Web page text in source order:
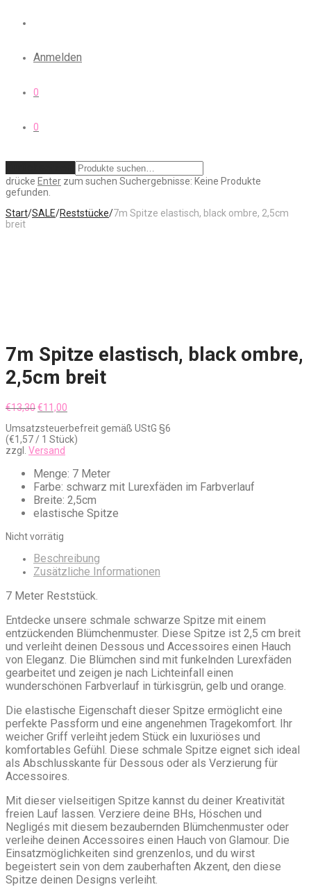
Anmelden
0
0
drücke Enter zum suchen Suchergebnisse: Keine Produkte
gefunden.
Start/SALE/Reststücke/7m Spitze elastisch, black ombre, 2,5cm
breit
7m Spitze elastisch, black ombre,
2,5cm breit
€13,30Ursprünglicher
war:
€13,30
€11,00
ist:
€11,00.
Umsatzsteuerbefreit gemäß UStG §6
(€1,57 / 1 Stück)
zzgl. Versand
Menge: 7 Meter
Farbe: schwarz mit Lurexfäden im Farbverlauf
Breite: 2,5cm
elastische Spitze
Nicht vorrätig
Beschreibung
Zusätzliche Informationen
7 Meter Reststück.
Entdecke unsere schmale schwarze Spitze mit einem
entzückenden Blümchenmuster. Diese Spitze ist 2,5 cm breit
und verleiht deinen Dessous und Accessoires einen Hauch
von Eleganz. Die Blümchen sind mit funkelnden Lurexfäden
gearbeitet und zeigen je nach Lichteinfall einen
wunderschönen Farbverlauf in türkisgrün, gelb und orange.
Die elastische Eigenschaft dieser Spitze ermöglicht eine
perfekte Passform und eine angenehmen Tragekomfort. Ihr
weicher Griff verleiht jedem Stück ein luxuriöses und
komfortables Gefühl. Diese schmale Spitze eignet sich ideal
als Abschlusskante für Dessous oder als Verzierung für
Accessoires.
Mit dieser vielseitigen Spitze kannst du deiner Kreativität
freien Lauf lassen. Verziere deine BHs, Höschen und
Negligés mit diesem bezaubernden Blümchenmuster oder
verleihe deinen Accessoires einen Hauch von Glamour. Die
Einsatzmöglichkeiten sind grenzenlos, und du wirst
begeistert sein von dem zauberhaften Akzent, den diese
Spitze deinen Designs verleiht.